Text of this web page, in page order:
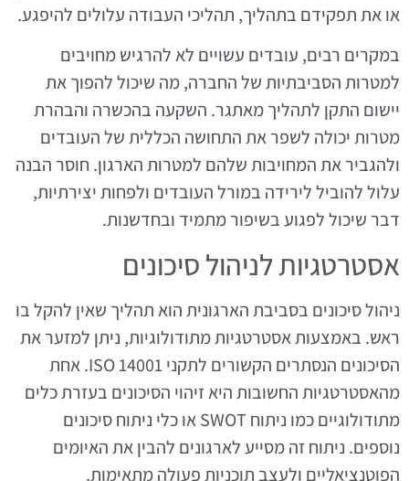
או את תפקידם בתהליך, תהליכי העבודה עלולים להיפגע.
במקרים רבים, עובדים עשויים לא להרגיש מחויבים
למטרות הסביבתיות של החברה, מה שיכול להפוך את
יישום התקן לתהליך מאתגר. השקעה בהכשרה והבהרת
מטרות יכולה לשפר את התחושה הכללית של העובדים
ולהגביר את המחויבות שלהם למטרות הארגון. חוסר הבנה
עלול להוביל לירידה במורל העובדים ולפחות יצירתיות,
דבר שיכול לפגוע בשיפור מתמיד ובחדשנות.
אסטרטגיות לניהול סיכונים
ניהול סיכונים בסביבת הארגונית הוא תהליך שאין להקל בו
ראש. באמצעות אסטרטגיות מתודולוגיות, ניתן למזער את
הסיכונים הנסתרים הקשורים לתקני ISO 14001. אחת
מהאסטרטגיות החשובות היא זיהוי הסיכונים בעזרת כלים
מתודולוגיים כמו ניתוח SWOT או כלי ניתוח סיכונים
נוספים. ניתוח זה מסייע לארגונים להבין את האיומים
הפוטנציאליים ולעצב תוכניות פעולה מתאימות.